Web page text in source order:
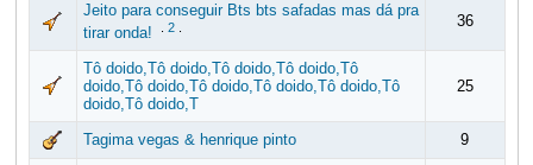
Jeito para conseguir Bts bts safadas mas dá pra
tirar onda!
2. 36
Tô doido,Tô doido,Tô doido,Tô doido,Tô
doido,Tô doido,Tô doido,Tô doido,Tô doido,Tô
doido,Tô doido,T
25
Tagima vegas & henrique pinto 9